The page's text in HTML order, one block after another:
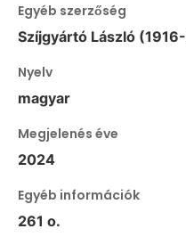
Egyéb szerzőség
Szíjgyártó László
Nyelv
magyar
Megjelenés éve
2024
Egyéb információk
261 o.